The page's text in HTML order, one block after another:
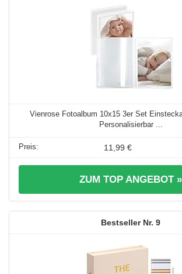
Vienrose Fotoalbum 10x15 3er Set
Personalisierbar ...
11,99 €
ZUM TOP ANGEBOT »
9